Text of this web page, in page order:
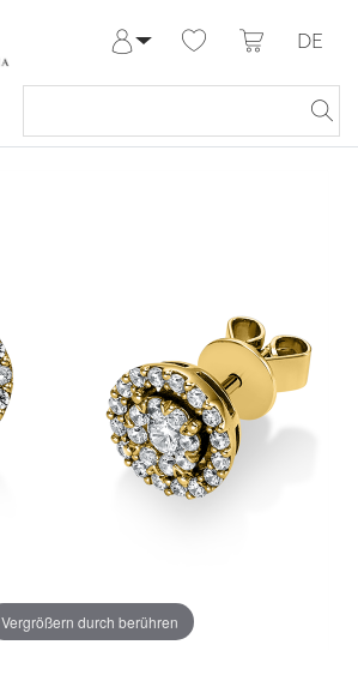
Meine Bestellungen
DE
Vergrößern durch berühren